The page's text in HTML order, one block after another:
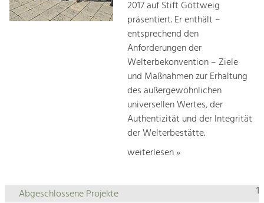
2017 auf Stift Göttweig
präsentiert. Er enthält –
entsprechend den
Anforderungen der
Welterbekonvention – Ziele
und Maßnahmen zur Erhaltung
des außergewöhnlichen
universellen Wertes, der
Authentizität und der Integrität
der Welterbestätte.
weiterlesen »
1
Abgeschlossene Projekte